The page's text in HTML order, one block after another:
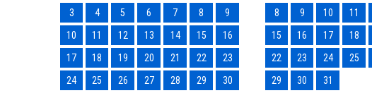
3
4 5 6 7 8
9
10
11 12 13 14 15
16
17
18 19 20 21 22
23
24
25 26 27 28 29 30
8
9 10 11
15
16 17 18
22
23 24 25
29
30 31